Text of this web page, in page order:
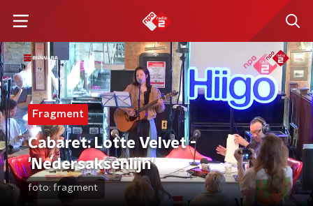
Fragment
Cabaret: Lotte Velvet -
'Nedersaksenlijn'
foto: fragment